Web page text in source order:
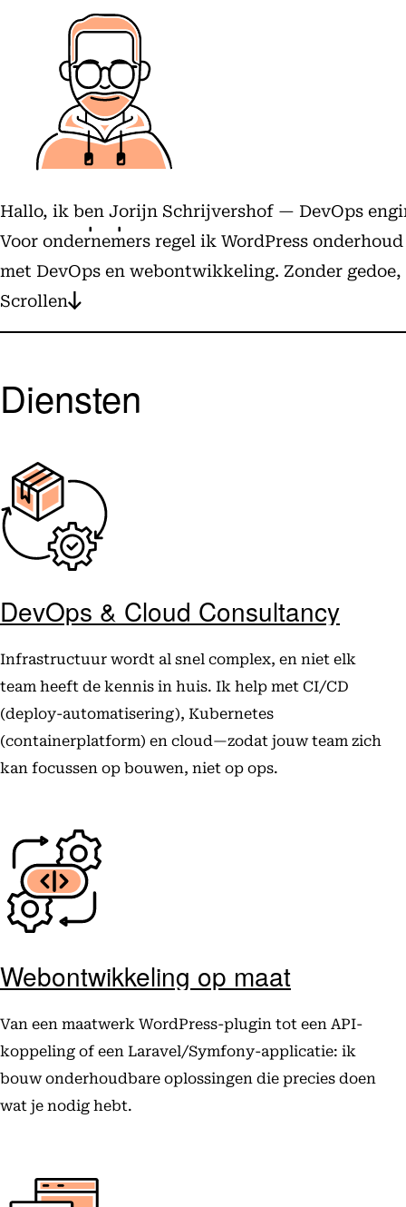
Hallo, ik ben Jorijn Schrijvershof — DevOps
Voor ondernemers regel ik WordPress
met DevOps en webontwikkeling. Zonder
Scrollen
Diensten
DevOps & Cloud Consultancy
Infrastructuur wordt al snel complex, en niet elk
team heeft de kennis in huis. Ik help met CI/CD
(deploy-automatisering), Kubernetes
(containerplatform) en cloud—zodat jouw team zich
kan focussen op bouwen, niet op ops.
Webontwikkeling op maat
Van een maatwerk WordPress-plugin tot een API-
koppeling of een Laravel/Symfony-applicatie: ik
bouw onderhoudbare oplossingen die precies doen
wat je nodig hebt.